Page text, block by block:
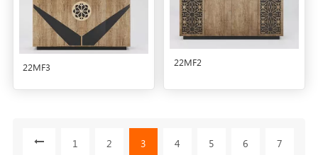
22MF3 22MF2
1 2 3 4 5 6 7